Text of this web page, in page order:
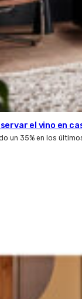
el vino en
un 35% en los